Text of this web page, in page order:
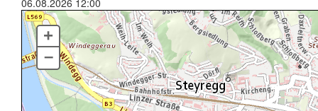
06.08.2026 12:00
+
–